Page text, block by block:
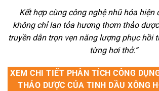
Kết hợp cùng công nghệ nhũ hóa hiện
không chỉ lan tỏa hương thơm thảo
truyền dẫn trọn vẹn năng lượng phục hồi
từng hơi thở.”
XEM CHI TIẾT PHÂN TÍCH CÔNG
THẢO DƯỢC CỦA TINH DẦU XÔNG